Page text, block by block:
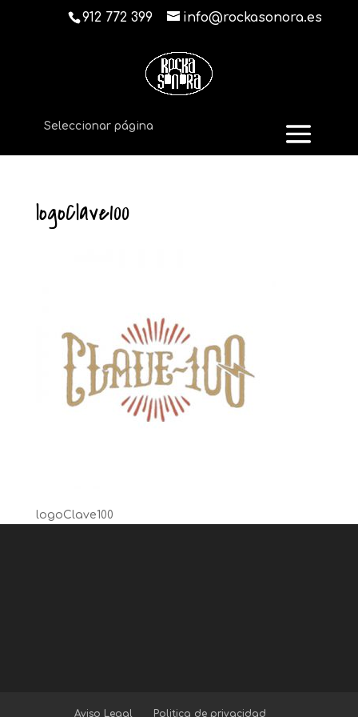
912 772 399 info@rockasonora.es
Seleccionar página
logoClave100
logoClave100
Aviso Legal Politica de privacidad